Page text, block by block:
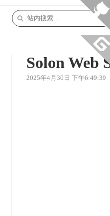
Solon Web
2025年4月30日 下午6:49:39